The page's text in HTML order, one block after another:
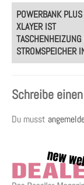
Post
navigation
POWERBANK
XLAYER IST
STROMSPEICHER
Schreibe
Du musst